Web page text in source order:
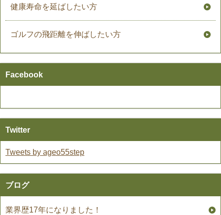
健康寿命を延ばしたい方
ゴルフの飛距離を伸ばしたい方
Facebook
Twitter
Tweets by ageo55step
ブログ
業界歴17年になりました！